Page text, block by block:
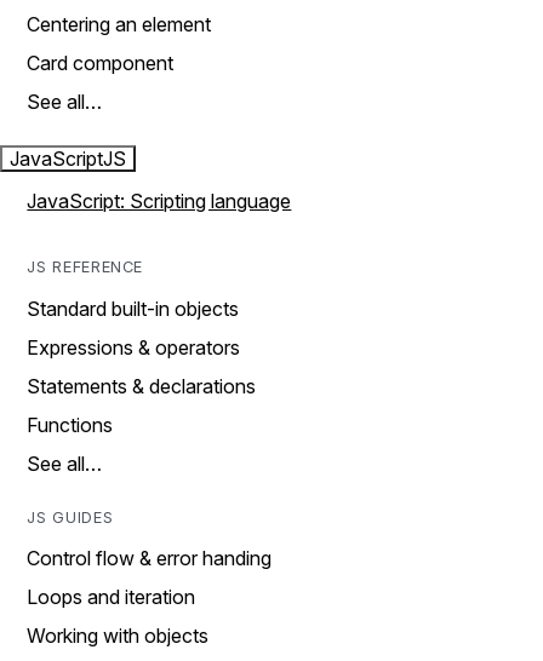
Centering an element
Card component
See all…
JavaScriptJS
JavaScript: Scripting language
JS REFERENCE
Standard built-in objects
Expressions & operators
Statements & declarations
Functions
See all…
JS GUIDES
Control flow & error handing
Loops and iteration
Working with objects